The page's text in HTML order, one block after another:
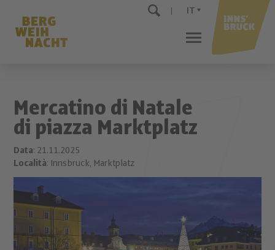
IT
Mercatino di Natale
di piazza Marktplatz
Data: 21.11.2025
Località: Innsbruck, Marktplatz